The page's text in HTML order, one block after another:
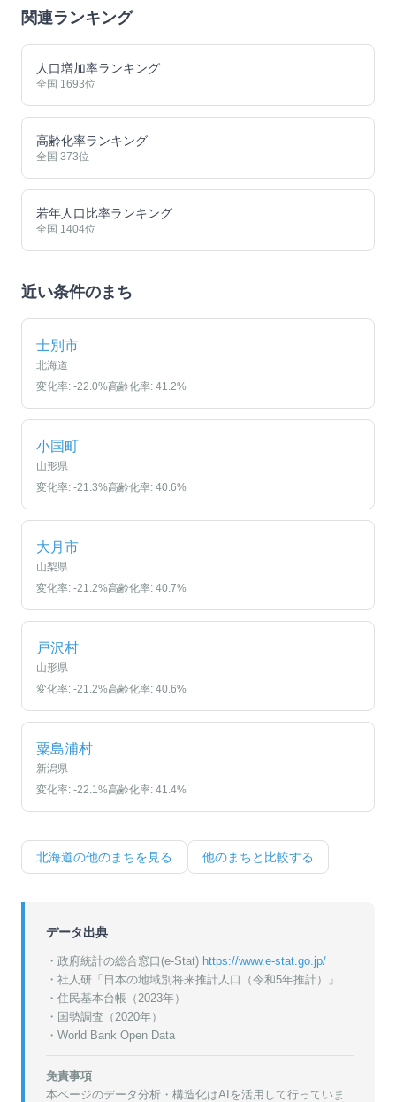
関連ランキング
人口増加率ランキング
全国 1693位
高齢化率ランキング
全国 373位
若年人口比率ランキング
全国 1404位
近い条件のまち
士別市
北海道
変化率: -22.0%高齢化率: 41.2%
小国町
山形県
変化率: -21.3%高齢化率: 40.6%
大月市
山梨県
変化率: -21.2%高齢化率: 40.7%
戸沢村
山形県
変化率: -21.2%高齢化率: 40.6%
粟島浦村
新潟県
変化率: -22.1%高齢化率: 41.4%
北海道の他のまちを見る 他のまちと比較する
データ出典
・政府統計の総合窓口(e-Stat) https://www.e-stat.go.jp/
・ 社人研「日本の地域別将来推計人口（令和5年推計）」
・ 住民基本台帳（2023年）
・ 国勢調査（2020年）
・World Bank Open Data
免責事項
本ページのデータ分析・構造化はAIを活用して行っていま